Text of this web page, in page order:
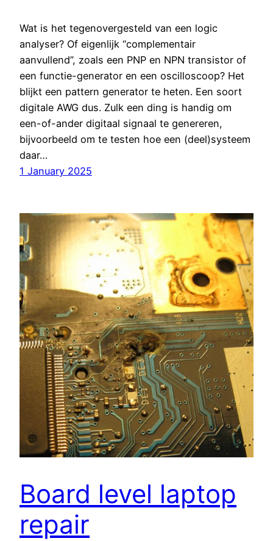
Wat is het tegenovergesteld van een logic
analyser? Of eigenlijk “complementair
aanvullend”, zoals een PNP en NPN transistor of
een functie-generator en een oscilloscoop? Het
blijkt een pattern generator te heten. Een soort
digitale AWG dus. Zulk een ding is handig om
een-of-ander digitaal signaal te genereren,
bijvoorbeeld om te testen hoe een (deel)systeem
daar…
1 January 2025
Board level laptop
repair